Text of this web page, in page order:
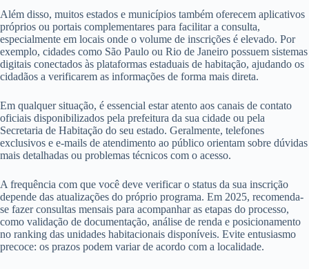
Além disso, muitos estados e municípios também oferecem aplicativos
próprios ou portais complementares para facilitar a consulta,
especialmente em locais onde o volume de inscrições é elevado. Por
exemplo, cidades como São Paulo ou Rio de Janeiro possuem sistemas
digitais conectados às plataformas estaduais de habitação, ajudando os
cidadãos a verificarem as informações de forma mais direta.
Em qualquer situação, é essencial estar atento aos canais de contato
oficiais disponibilizados pela prefeitura da sua cidade ou pela
Secretaria de Habitação do seu estado. Geralmente, telefones
exclusivos e e-mails de atendimento ao público orientam sobre dúvidas
mais detalhadas ou problemas técnicos com o acesso.
A frequência com que você deve verificar o status da sua inscrição
depende das atualizações do próprio programa. Em 2025, recomenda-
se fazer consultas mensais para acompanhar as etapas do processo,
como validação de documentação, análise de renda e posicionamento
no ranking das unidades habitacionais disponíveis. Evite entusiasmo
precoce: os prazos podem variar de acordo com a localidade.